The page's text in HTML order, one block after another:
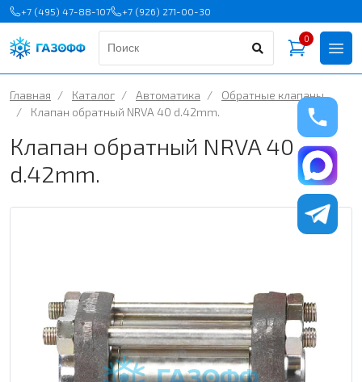
+7 (495) 47-88-107 +7 (926) 271-00-30
0
Главная / Каталог / Автоматика /
Обратные клапаны
/
Клапан обратный NRVA 40 d.42mm.
Клапан обратный NRVA 40
d.42mm.